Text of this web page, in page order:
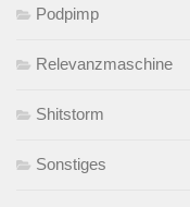
Podpimp
Relevanzmaschine
Shitstorm
Sonstiges